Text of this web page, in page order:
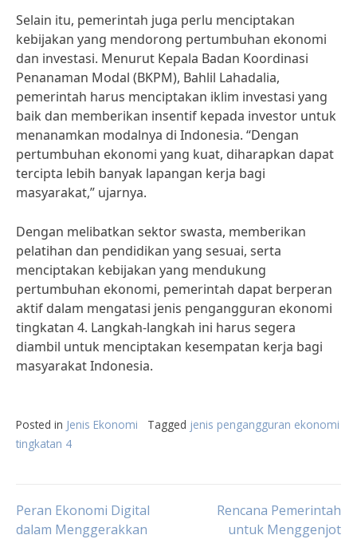
Selain itu, pemerintah juga perlu menciptakan
kebijakan yang mendorong pertumbuhan ekonomi
dan investasi. Menurut Kepala Badan Koordinasi
Penanaman Modal (BKPM), Bahlil Lahadalia,
pemerintah harus menciptakan iklim investasi yang
baik dan memberikan insentif kepada investor untuk
menanamkan modalnya di Indonesia. “Dengan
pertumbuhan ekonomi yang kuat, diharapkan dapat
tercipta lebih banyak lapangan kerja bagi
masyarakat,” ujarnya.
Dengan melibatkan sektor swasta, memberikan
pelatihan dan pendidikan yang sesuai, serta
menciptakan kebijakan yang mendukung
pertumbuhan ekonomi, pemerintah dapat berperan
aktif dalam mengatasi jenis pengangguran ekonomi
tingkatan 4. Langkah-langkah ini harus segera
diambil untuk menciptakan kesempatan kerja bagi
masyarakat Indonesia.
Posted in Jenis Ekonomi Tagged jenis pengangguran ekonomi
tingkatan 4
Post
Peran Ekonomi Digital
dalam Menggerakkan
Rencana Pemerintah
untuk Menggenjot